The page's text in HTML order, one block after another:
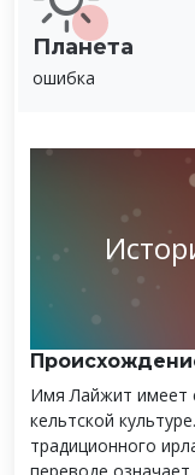
Планета
ошибка
Имя Лайжит имеет
кельтской
традиционного